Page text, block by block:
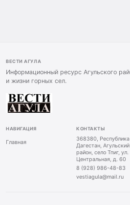
ВЕСТИ АГУЛА
Информационный ресурс Агульского
и жизни горных сел.
НАВИГАЦИЯ
Главная
КОНТАКТЫ
368380, Республика
Дагестан, Агульский
район, село Тпиг, ул.
Центральная, д. 60
8 (928) 986-48-83
vestiagula@mail.ru